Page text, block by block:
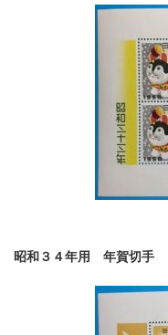
昭和３４年用 年賀切手